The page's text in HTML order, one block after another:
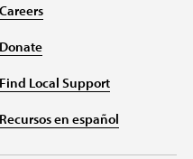
Careers
Donate
Find Local Support
Recursos en español